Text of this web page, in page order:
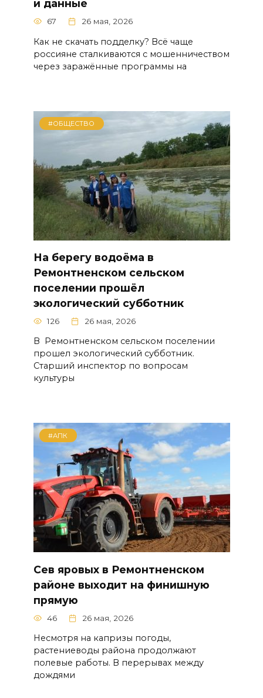
и данные
67 26 мая, 2026
Как не скачать подделку? Всё чаще
россияне сталкиваются с мошенничеством
через заражённые программы на
#ОБЩЕСТВО
На берегу водоёма в
Ремонтненском сельском
поселении прошёл
экологический субботник
126 26 мая, 2026
В Ремонтненском сельском поселении
прошел экологический субботник.
Старший инспектор по вопросам
культуры
#АПК
Сев яровых в Ремонтненском
районе выходит на финишную
прямую
46 26 мая, 2026
Несмотря на капризы погоды,
растениеводы района продолжают
полевые работы. В перерывах между
дождями